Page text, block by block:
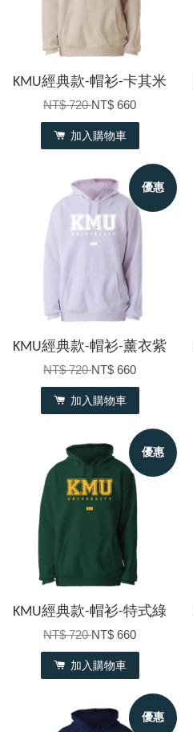
KMU經典款-帽衫-卡其米
NT$ 720NT$ 660
加入購物車
優惠
KMU經典款-帽衫-薰衣紫
NT$ 720NT$ 660
加入購物車
優惠
KMU經典款-帽衫-特式綠
NT$ 720NT$ 660
加入購物車
優惠